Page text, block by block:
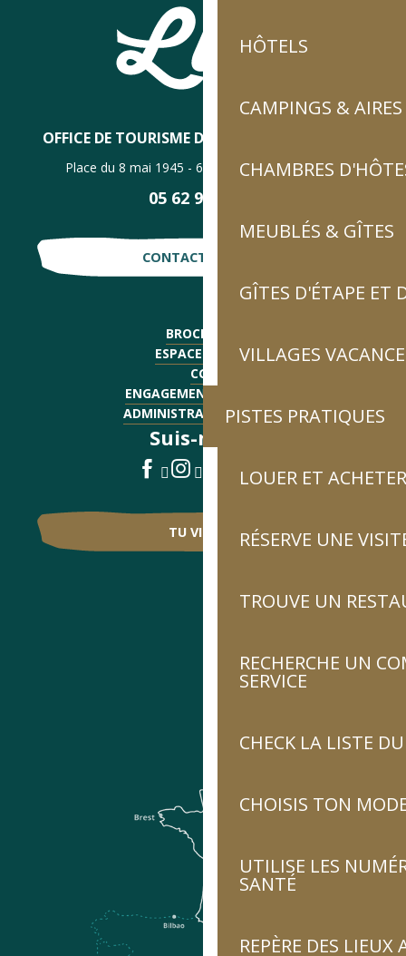
HÔTELS
CAMPINGS &
CHAMBRES
MEUBLÉS & GÎTES
GÎTES D'ÉTAPE ET
VILLAGES
PISTES PRATIQUES
LOUER ET
RÉSERVE UNE
TROUVE UN
RECHERCHE UN
SERVICE
CHECK LA LISTE
CHOISIS TON
UTILISE LES
SANTÉ
REPÈRE DES LIEUX
OFFICE DE TOURISME DE LUZ-SAINT-SAUVEUR
Place du 8 mai 1945 - 65120 Luz-Saint-Sauveur
05 62 92 30 30
CONTACTE-NOUS !
BROCHURES
ESPACE PRESSE
CGV
ENGAGEMENTS QUALITÉ
ADMINISTRATIF - EMPLOI
Suis-nous !
TU VIENS ?